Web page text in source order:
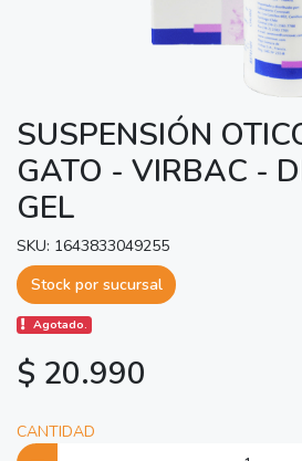
SUSPENSIÓN
GATO - VIRBAC -
GEL
SKU: 1643833049255
Stock por sucursal
Agotado.
$ 20.990
CANTIDAD